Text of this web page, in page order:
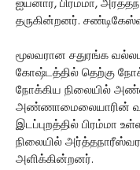
ஐயனார், பிரம்மா,
தருகின்றனர்.
மூலவரான சதுரங்க
கோஷ்டத்தில் தெற்கு
நோக்கிய நிலையில்
அண்ணாமைலையாரின்
இடப்புறத்தில் பிரம்மா
நிலையில்
அளிக்கின்றனர்.